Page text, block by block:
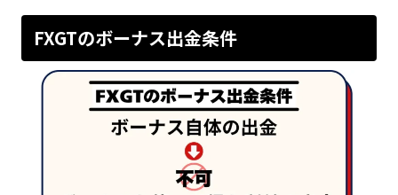
FXGTのボーナス出金条件